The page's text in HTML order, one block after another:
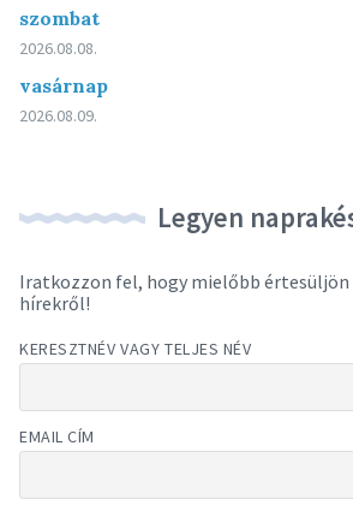
szombat
2026.08.08.
vasárnap
2026.08.09.
Legyen
Iratkozzon fel, hogy mielőbb értesüljön
hírekről!
KERESZTNÉV VAGY TELJES NÉV
EMAIL CÍM